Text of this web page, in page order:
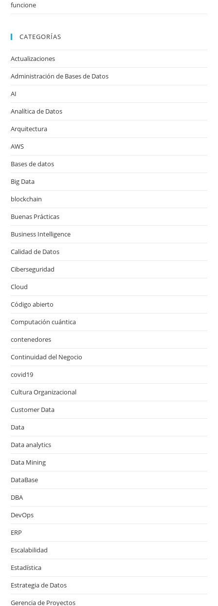
funcione
CATEGORÍAS
Actualizaciones
Administración de Bases de Datos
AI
Analítica de Datos
Arquitectura
AWS
Bases de datos
Big Data
blockchain
Buenas Prácticas
Business Intelligence
Calidad de Datos
Ciberseguridad
Cloud
Código abierto
Computación cuántica
contenedores
Continuidad del Negocio
covid19
Cultura Organizacional
Customer Data
Data
Data analytics
Data Mining
DataBase
DBA
DevOps
ERP
Escalabilidad
Estadística
Estrategia de Datos
Gerencia de Proyectos